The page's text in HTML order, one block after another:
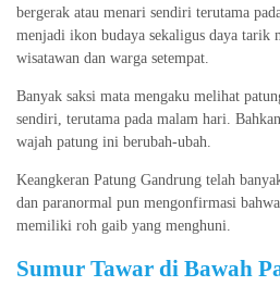
bergerak atau menari sendiri terutama
menjadi ikon budaya sekaligus daya tarik
wisatawan dan warga setempat.
Banyak saksi mata mengaku melihat
sendiri, terutama pada malam hari.
wajah patung ini berubah-ubah.
Keangkeran Patung Gandrung telah
dan paranormal pun mengonfirmasi
memiliki roh gaib yang menghuni.
Sumur Tawar di Bawah